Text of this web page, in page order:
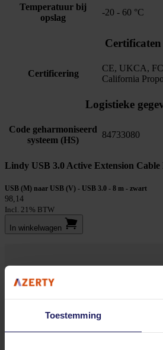
Toestemming
Temperatuur bij
opslag
-20 - 60 °C
Certificaten
Certificering
CE, UKCA,
California
Logistieke
Code geharmoniseerd
systeem (HS)
84733080
Lindy USB 3.0 Active Extension
USB (M) naar USB (V) - USB 3.0 - 8 m - zwart
98,14
Incl. 21% BTW
In winkel­wagen
Stel jouw vragen aan onze
Heb je vragen over onze producten, diensten of
medewerkers staan klaar om jouw vragen te